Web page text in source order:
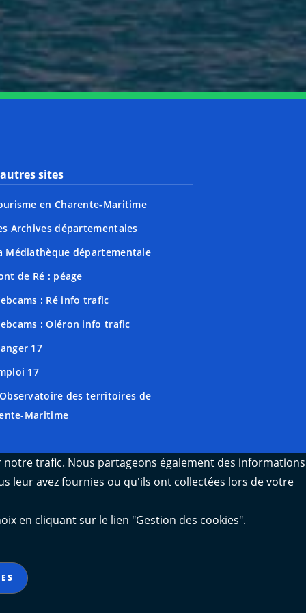
Youtube
sites
en Charente-Maritime
Archives départementales
Médiathèque départementale
de Ré : péage
: Ré info trafic
: Oléron info trafic
17
17
des territoires de
Maritime
trafic. Nous partageons également des informations
leur avez fournies ou qu'ils ont collectées lors de votre
en cliquant sur le lien "Gestion des cookies".